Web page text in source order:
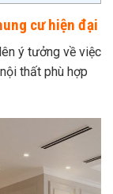
cư hiện đại
ý tưởng về việc
thất phù hợp